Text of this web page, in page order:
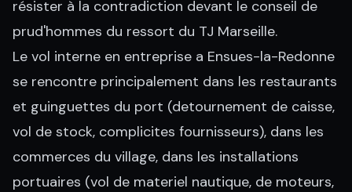
résister à la contradiction devant le conseil de
prud'hommes du ressort du TJ Marseille.
Le vol interne en entreprise a Ensues-la-Redonne
se rencontre principalement dans les restaurants
et guinguettes du port (detournement de caisse,
vol de stock, complicites fournisseurs), dans les
commerces du village, dans les installations
portuaires (vol de materiel nautique, de moteurs,